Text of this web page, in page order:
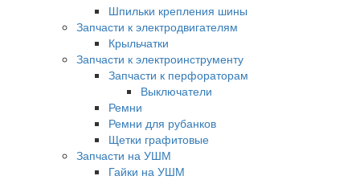
Шпильки крепления шины
Запчасти к электродвигателям
Крыльчатки
Запчасти к электроинструменту
Запчасти к перфораторам
Выключатели
Ремни
Ремни для рубанков
Щетки графитовые
Запчасти на УШМ
Гайки на УШМ